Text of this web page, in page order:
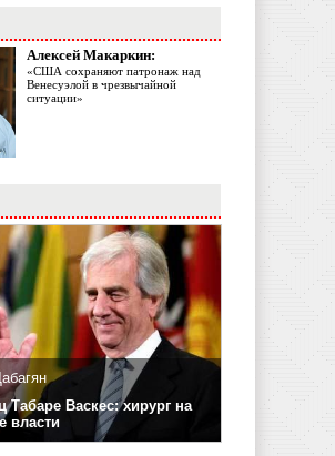
Алексей Макаркин:
«США сохраняют патронаж над
Венесуэлой в чрезвычайной
ситуации»
Табаре Васкес: хирург на
власти